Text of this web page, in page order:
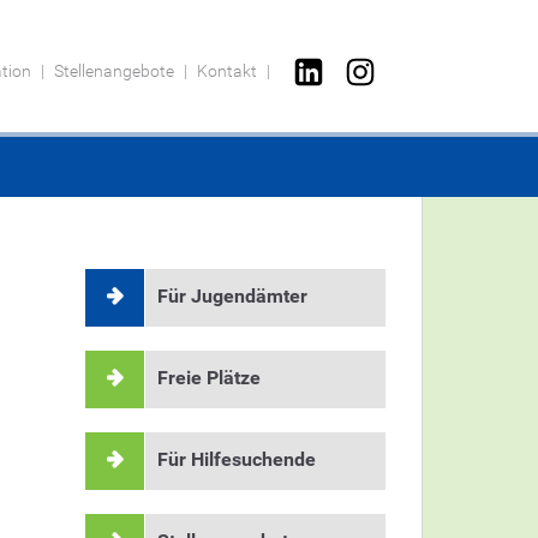
Stellenangebote Kontakt
Für Jugendämter
Freie Plätze
Für Hilfesuchende